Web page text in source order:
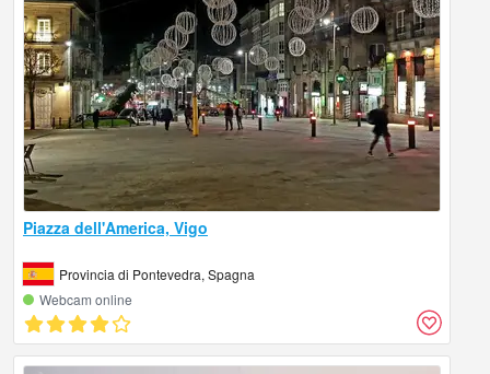
Piazza dell'America, Vigo
Provincia di Pontevedra, Spagna
Webcam online